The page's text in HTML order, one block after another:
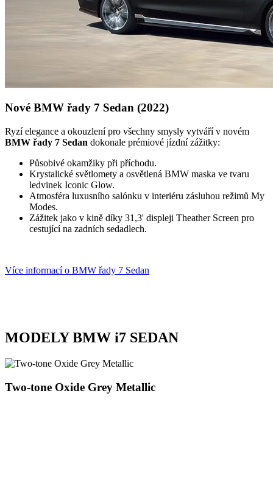
Nové BMW řady 7 Sedan (2022)
Ryzí elegance a okouzlení pro všechny smysly vytváří v novém
BMW řady 7 Sedan dokonale prémiové jízdní zážitky:
Působivé okamžiky při příchodu.
Krystalické světlomety a osvětlená BMW maska ve tvaru
ledvinek Iconic Glow.
Atmosféra luxusního salónku v interiéru zásluhou režimů My
Modes.
Zážitek jako v kině díky 31,3' displeji Theather Screen pro
cestující na zadních sedadlech.
Více informací o BMW řady 7 Sedan
MODELY BMW i7 SEDAN
Two-tone Oxide Grey Metallic